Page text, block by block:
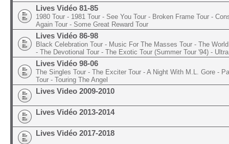
Lives Vidéo 81-85
1980 Tour - 1981 Tour - See You Tour - Broken Frame Tour -
Again Tour - Some Great Reward Tour
Lives Vidéo 86-98
Black Celebration Tour - Music For The Masses Tour - The
- The Devotional Tour - The Exotic Tour (Summer Tour '94) -
Lives Vidéo 98-06
The Singles Tour - The Exciter Tour - A Night With M.L. Gore -
Tour - Touring The Angel
Lives Video 2009-2010
Lives Vidéo 2013-2014
Lives Vidéo 2017-2018